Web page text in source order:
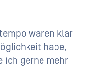
waren klar
habe,
ich gerne mehr